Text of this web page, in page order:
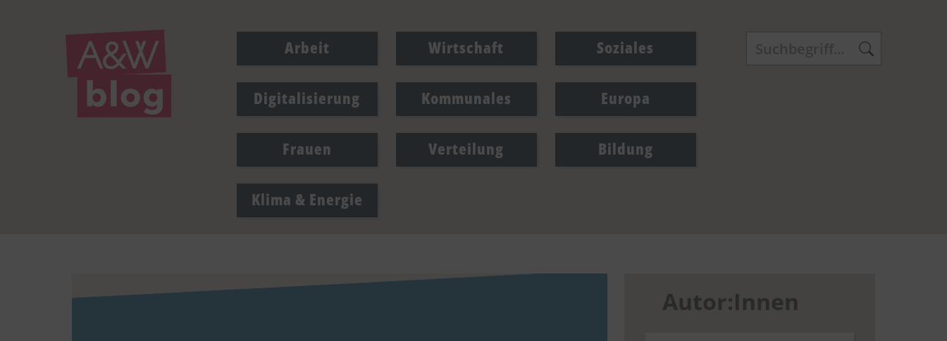
Arbeit Wirtschaft Soziales
Digitalisierung Kommunales Europa
Frauen Verteilung Bildung
Klima & Energie
Autor:Innen